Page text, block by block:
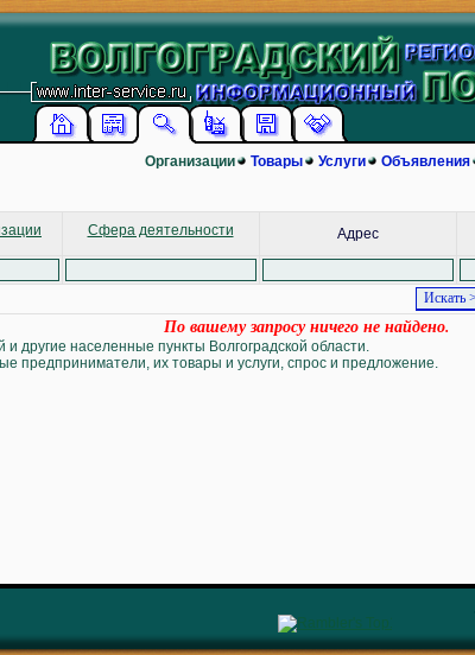
Организации Товары Услуги Объявления
Сфера деятельности Адрес
По вашему запросу ничего не найдено.
и другие населенные пункты Волгоградской области.
предприниматели, их товары и услуги, спрос и предложение.